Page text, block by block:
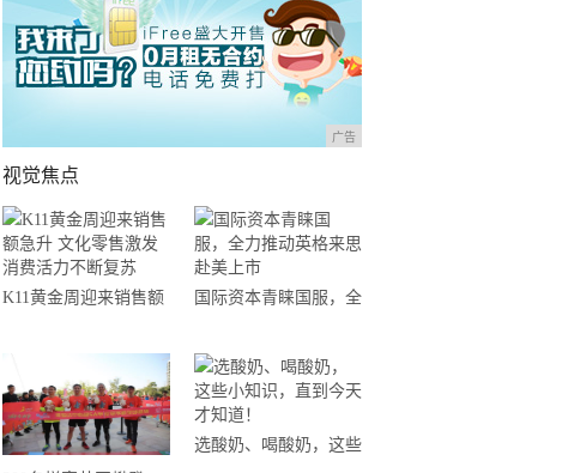
广告
视觉焦点
K11黄金周迎来销售额
国际资本青睐国服，全
市
选酸奶、喝酸奶，这些